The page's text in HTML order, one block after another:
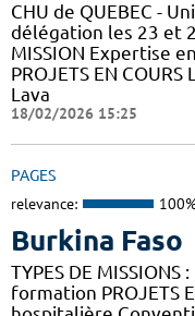
CHU de QUEBEC -
délégation les 23 et
MISSION Expertise
PROJETS EN
Lava
18/02/2026 15:25
PAGES
relevance:
Burkina Faso
TYPES DE
formation PROJETS